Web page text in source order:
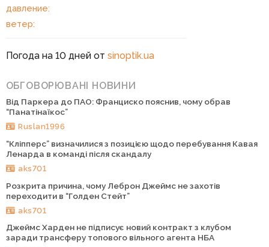
давление:
ветер:
Погода на 10 дней от sinoptik.ua
ОБГОВОРЮВАНІ НОВИНИ
Від Паркера до ПАО: Франциско пояснив, чому обрав
“Панатінаїкос”
Ruslan1996
“Кліпперс” визначилися з позицією щодо перебування Кавая
Ленарда в команді після скандалу
aks701
Розкрита причина, чому Леброн Джеймс не захотів
переходити в “Голден Стейт”
aks701
Джеймс Харден не підписує новий контракт з клубом
заради трансферу топового вільного агента НБА